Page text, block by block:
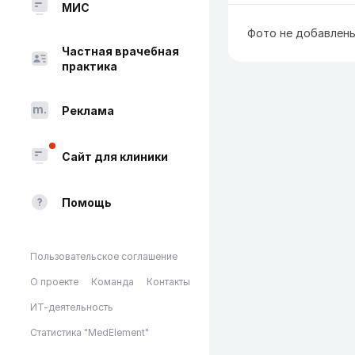
МИС
Частная врачебная
практика
Реклама
Сайт для клиники
Помощь
Пользовательское соглашение
О проекте Команда Контакты
ИТ-деятельность
Статистика "MedElement"
Фото не